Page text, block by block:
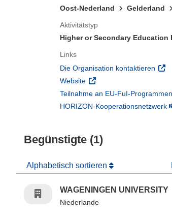
Oost-Nederland
Gelderland
Aktivitätstyp
Higher or Secondary Education
Links
Die Organisation kontaktieren
Website (öffnet in neuem Fenster)
Teilnahme an EU-FuI-Programmen
HORIZON-Kooperationsnetzwerk
Begünstigte (1)
Alphabetisch sortieren
WAGENINGEN UNIVERSITY
Niederlande